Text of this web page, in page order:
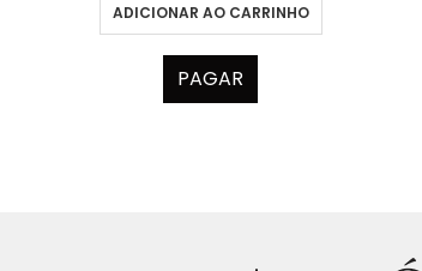
ADICIONAR AO CARRINHO
PAGAR